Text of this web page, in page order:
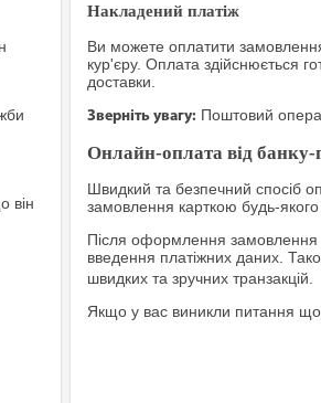
він
Накладений платіж
Ви можете оплатити
кур'єру. Оплата здійснюється
доставки.
Зверніть увагу: Поштовий
Онлайн-оплата від
Швидкий та безпечний спосіб
замовлення карткою будь-якого
Після оформлення замовлення
введення платіжних даних.
швидких та зручних транзакцій.
Якщо у вас виникли питання